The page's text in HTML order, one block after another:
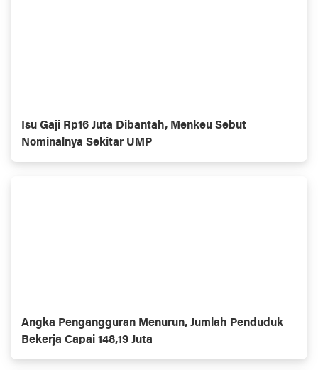
Isu Gaji Rp16 Juta Dibantah, Menkeu Sebut
Nominalnya Sekitar UMP
Angka Pengangguran Menurun, Jumlah Penduduk
Bekerja Capai 148,19 Juta